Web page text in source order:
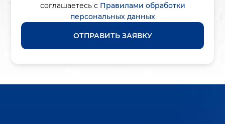
соглашаетесь с Правилами обработки
персональных данных
ОТПРАВИТЬ ЗАЯВКУ